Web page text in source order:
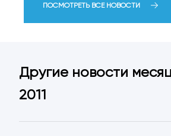
ПОСМОТРЕТЬ ВСЕ НОВОСТИ
Другие новости
2011